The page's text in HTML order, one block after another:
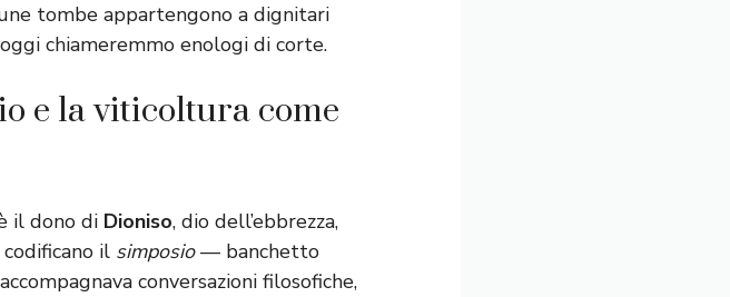
tombe appartengono a dignitari
chiameremmo enologi di corte.
e la viticoltura come
il dono di Dioniso, dio dell’ebbrezza,
il simposio— banchetto
conversazioni filosofiche,